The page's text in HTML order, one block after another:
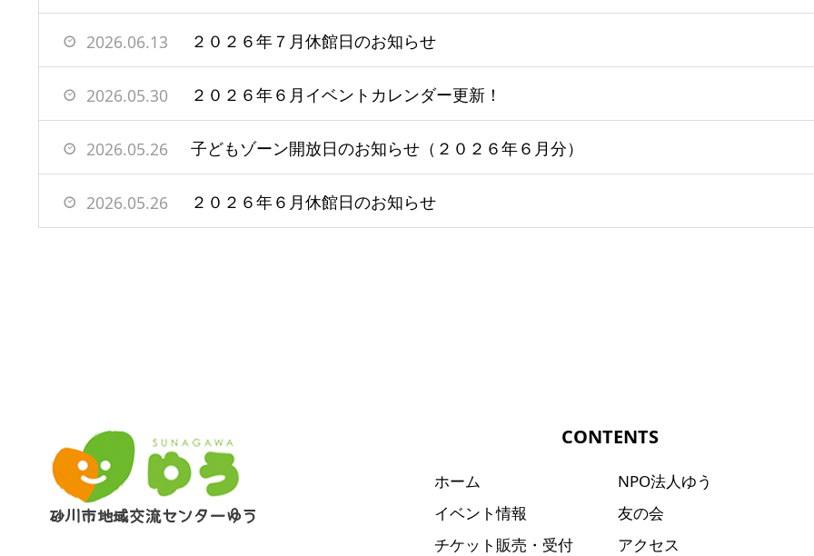
2026.06.13 ２０２６年７月休館日のお知らせ
2026.05.30 ２０２６年６月イベントカレンダー更新！
2026.05.26 子どもゾーン開放日のお知らせ（２０２６年６月分）
2026.05.26 ２０２６年６月休館日のお知らせ
CONTENTS
ホーム
イベント情報
チケット販売・受付
NPO法人ゆう
友の会
アクセス